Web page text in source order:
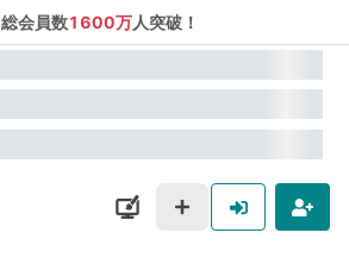
総会員数1600万人突破！